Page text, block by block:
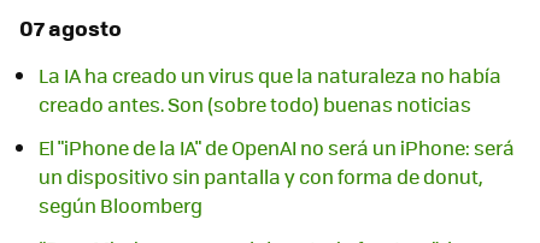
07 agosto
La IA ha creado un virus que la naturaleza no había
creado antes. Son (sobre todo) buenas noticias
El "iPhone de la IA" de OpenAI no será un iPhone: será
un dispositivo sin pantalla y con forma de donut,
según Bloomberg